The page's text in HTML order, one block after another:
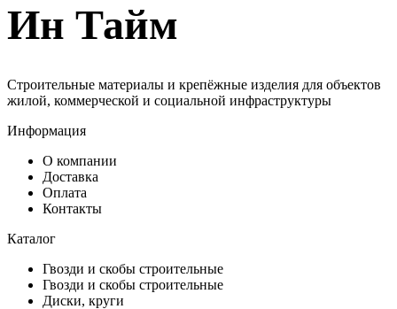
Ин Тайм
Строительные материалы и крепёжные изделия для объектов
жилой, коммерческой и социальной инфраструктуры
Информация
О компании
Доставка
Оплата
Контакты
Каталог
Гвозди и скобы строительные
Гвозди и скобы строительные
Диски, круги